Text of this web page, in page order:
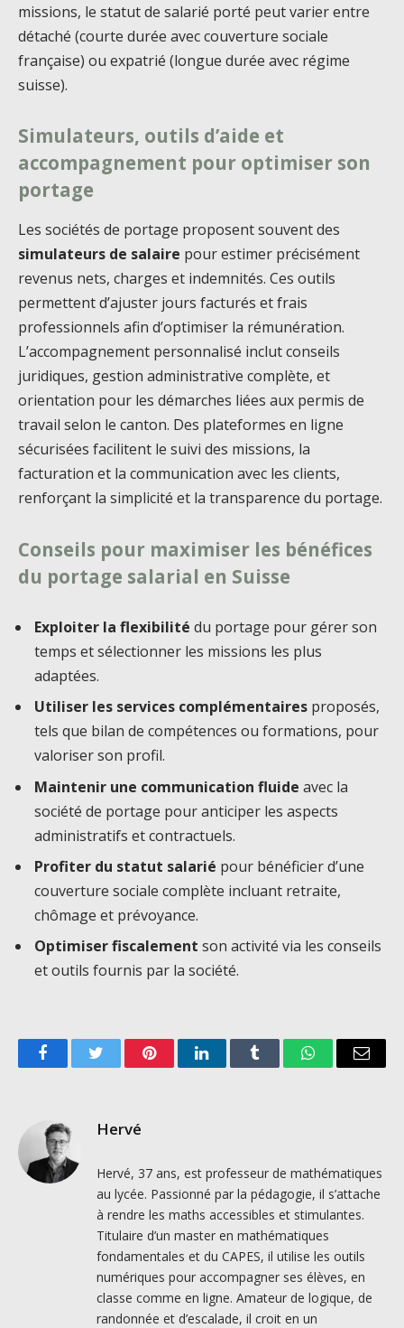
missions, le statut de salarié porté peut varier entre
détaché (courte durée avec couverture sociale
française) ou expatrié (longue durée avec régime
suisse).
Simulateurs, outils d’aide et
accompagnement pour optimiser son
portage
Les sociétés de portage proposent souvent des
simulateurs de salaire pour estimer précisément
revenus nets, charges et indemnités. Ces outils
permettent d’ajuster jours facturés et frais
professionnels afin d’optimiser la rémunération.
L’accompagnement personnalisé inclut conseils
juridiques, gestion administrative complète, et
orientation pour les démarches liées aux permis de
travail selon le canton. Des plateformes en ligne
sécurisées facilitent le suivi des missions, la
facturation et la communication avec les clients,
renforçant la simplicité et la transparence du portage.
Conseils pour maximiser les bénéfices
du portage salarial en Suisse
Exploiter la flexibilité du portage pour gérer son
temps et sélectionner les missions les plus
adaptées.
Utiliser les services complémentaires proposés,
tels que bilan de compétences ou formations, pour
valoriser son profil.
Maintenir une communication fluide avec la
société de portage pour anticiper les aspects
administratifs et contractuels.
Profiter du statut salarié pour bénéficier d’une
couverture sociale complète incluant retraite,
chômage et prévoyance.
Optimiser fiscalement son activité via les conseils
et outils fournis par la société.
FacebookTwitter PinterestLinkedInTumblr WhatsAppEmail
Hervé
Hervé, 37 ans, est professeur de mathématiques
au lycée. Passionné par la pédagogie, il s’attache
à rendre les maths accessibles et stimulantes.
Titulaire d’un master en mathématiques
fondamentales et du CAPES, il utilise les outils
numériques pour accompagner ses élèves, en
classe comme en ligne. Amateur de logique, de
randonnée et d’escalade, il croit en un